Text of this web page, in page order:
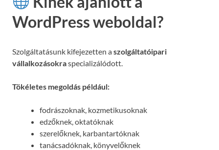
WordPress weboldal?
Szolgáltatásunk kifejezetten aszolgáltatóipari
vállalkozásokraspecializálódott.
Tökéletes megoldás például:
fodrászoknak, kozmetikusoknak
edzőknek, oktatóknak
szerelőknek, karbantartóknak
tanácsadóknak, könyvelőknek